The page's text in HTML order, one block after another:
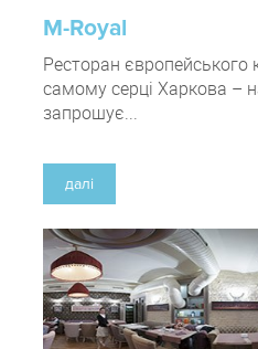
M-Royal
Ресторан європейського
самому серці Харкова –
запрошує...
далі